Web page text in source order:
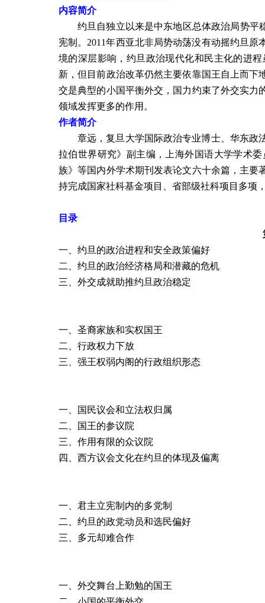
内容简介
约旦自独立以来是中东地区总体政治局势平
宪制。2011年西亚北非局势动荡没有动摇约旦
境的深层影响，约旦政治现代化和民主化的进
新，但目前政治改革仍然主要依靠国王自上而
交是典型的小国平衡外交，国力约束了外交实
领域发挥更多的作用。
作者简介
章远，复旦大学国际政治专业博士、华东政
拉伯世界研究》副主编，上海外国语大学学术
族》等国内外学术期刊发表论文六十余篇，主
持完成国家社科基金项目、省部级社科项目多项
目录
一、 约旦的政治进程和安全政策偏好
二、 约旦的政治经济格局和潜藏的危机
三、 外交成就助推约旦政治稳定
一、圣裔家族和实权国王
二、行政权力下放
三、强王权弱内阁的行政组织形态
一、国民议会和立法权归属
二、国王的参议院
三、作用有限的众议院
四、西方议会文化在约旦的体现及偏离
一、君主立宪制内的多党制
二、约旦的政党动员和选民偏好
三、多元却难合作
一、外交舞台上勤勉的国王